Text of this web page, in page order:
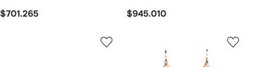
$701.265 $945.010